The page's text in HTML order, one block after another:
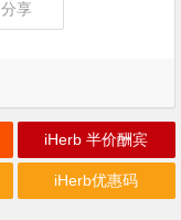
分享
iHerb 半价酬宾
iHerb优惠码